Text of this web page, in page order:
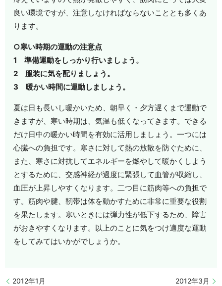
良い環境ですが、注意しなければならないこととも多くあ
ります。
○寒い時期の運動の注意点
1 準備運動をしっかり行いましょう。
2 服装に気を配りましょう。
3 暖かい時間に運動しましょう。
夏は日も長いし暖かいため、朝早く・夕方遅くまで運動で
きますが、寒い時期は、気温も低くなってきます。できる
だけ日中の暖かい時間を有効に活用しましょう。一つには
心臓への負担です。寒さに対して熱の放散を防ぐために、
また、寒さに対抗してエネルギーを燃やして暖かくしよう
とするために、交感神経が過度に緊張して血管が収縮し、
血圧が上昇しやすくなります。二つ目に筋肉等への負担で
す。筋肉や腱、靭帯は体を動かすために非常に重要な役割
を果たします。寒いときには弾力性が低下するため、障害
がおきやすくなります。以上のことに気をつけ適度な運動
をしてみてはいかがでしょうか。
2012年1月 2012年3月